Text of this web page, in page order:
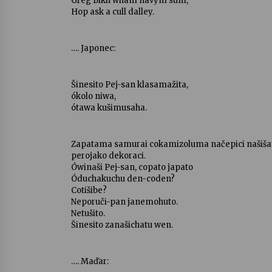
Hop ask a cull dalley.
…. Japonec:
Šinesito Pej-san klasamažita,
ókolo niwa,
ótawa kušimusaha.
Zapatama samurai cokamizoluma načepici
perojako dekoraci.
Ówinaši Pej-san, copato japato
Óduchakuchu den-coden?
Cotišibe?
Neporuči-pan janemohuto.
Netušito.
Šinesito zanašichatu wen.
…. Maďar: